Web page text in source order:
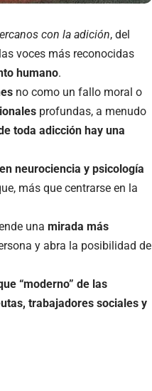
con la adición, del
voces más reconocidas
humano.
no como un fallo moral o
profundas, a menudo
toda adicción hay una
neurociencia y psicología
más que centrarse en la
una mirada más
y abra la posibilidad de
“moderno” de las
trabajadores sociales y